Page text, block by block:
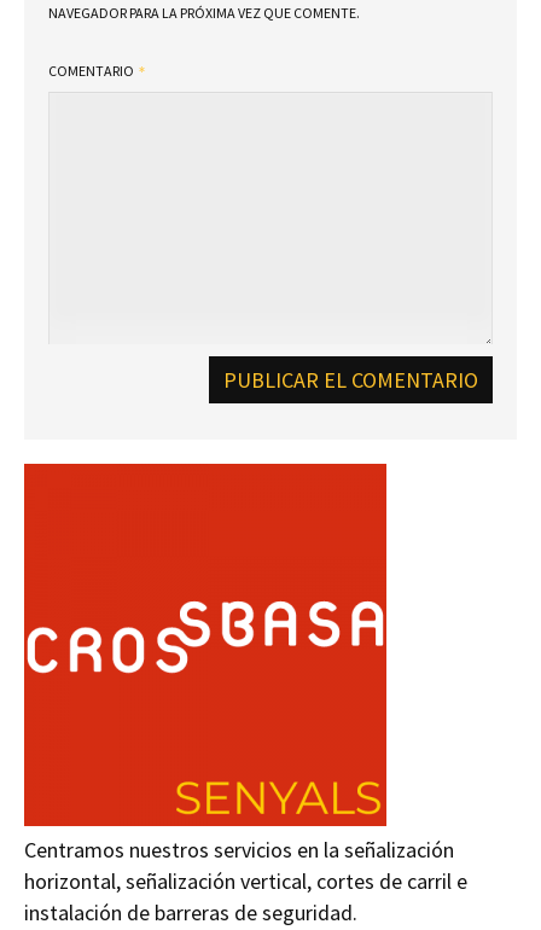
NAVEGADOR PARA LA PRÓXIMA VEZ QUE COMENTE.
COMENTARIO
Centramos nuestros servicios en la señalización
horizontal, señalización vertical, cortes de carril e
instalación de barreras de seguridad.